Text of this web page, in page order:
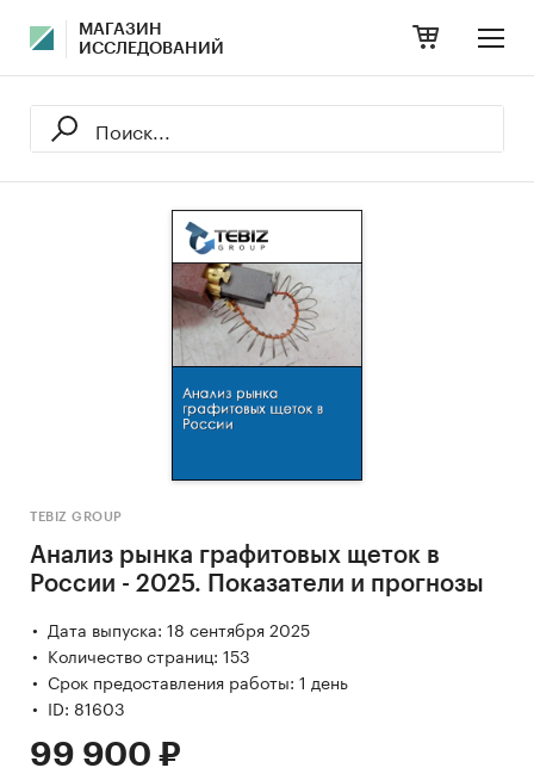
МАГАЗИН
ИССЛЕДОВАНИЙ
TEBIZ GROUP
Анализ рынка графитовых щеток в
России - 2025. Показатели и прогнозы
Дата выпуска: 18 сентября 2025
Количество страниц: 153
Срок предоставления работы: 1 день
ID: 81603
99 900 ₽